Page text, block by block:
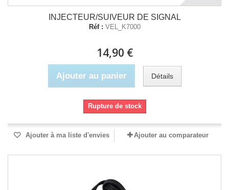
INJECTEUR/SUIVEUR DE SIGNAL
Réf : VEL_K7000
14,90 €
Ajouter au panier Détails
Rupture de stock
Ajouter à ma liste d'envies Ajouter au comparateur